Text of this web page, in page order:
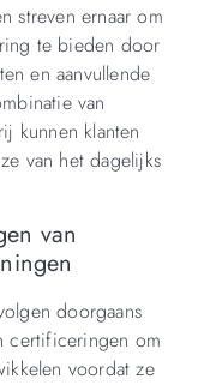
streven ernaar om
te bieden door
en aanvullende
van
kunnen klanten
van het dagelijks
van
doorgaans
certificeringen om
voordat ze